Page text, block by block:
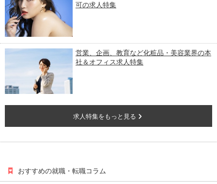
可の求人特集
営業、企画、教育など化粧品・美容業界の本
社＆オフィス求人特集
求人特集をもっと見る
おすすめの就職・転職コラム